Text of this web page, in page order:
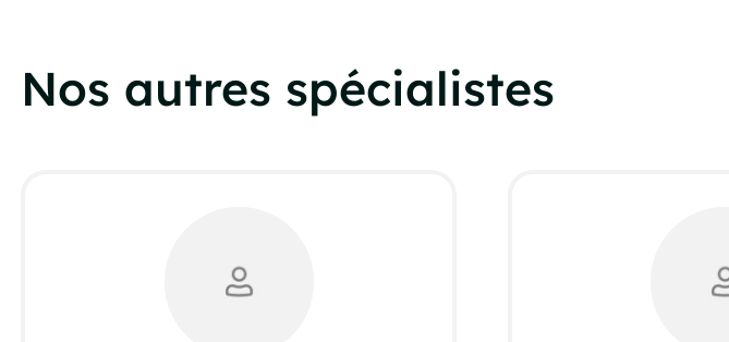
Nos autres spécialistes